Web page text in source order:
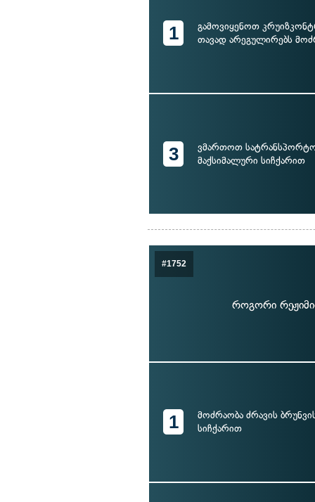
1
გამოვიყენოთ
თავად არეგულირებს
3
ვმართოთ სატრანსპორტო
მაქსიმალური სიჩქარით
#1752
როგორი
1
მოძრაობა ძრავის
სიჩქარით